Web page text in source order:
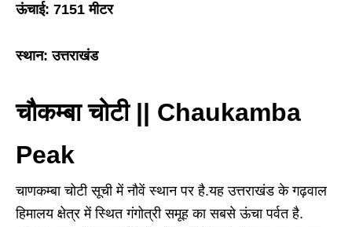
ऊंचाई: 7151 मीटर
स्थान: उत्तराखंड
चौकम्बा चोटी || Chaukamba
Peak
चाणकम्बा चोटी सूची में नौवें स्थान पर है.यह उत्तराखंड के गढ़वाल
हिमालय क्षेत्र में स्थित गंगोत्री समूह का सबसे ऊंचा पर्वत है.